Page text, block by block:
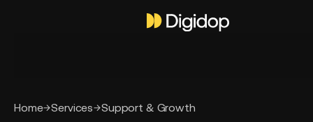
Home Services Support & Growth